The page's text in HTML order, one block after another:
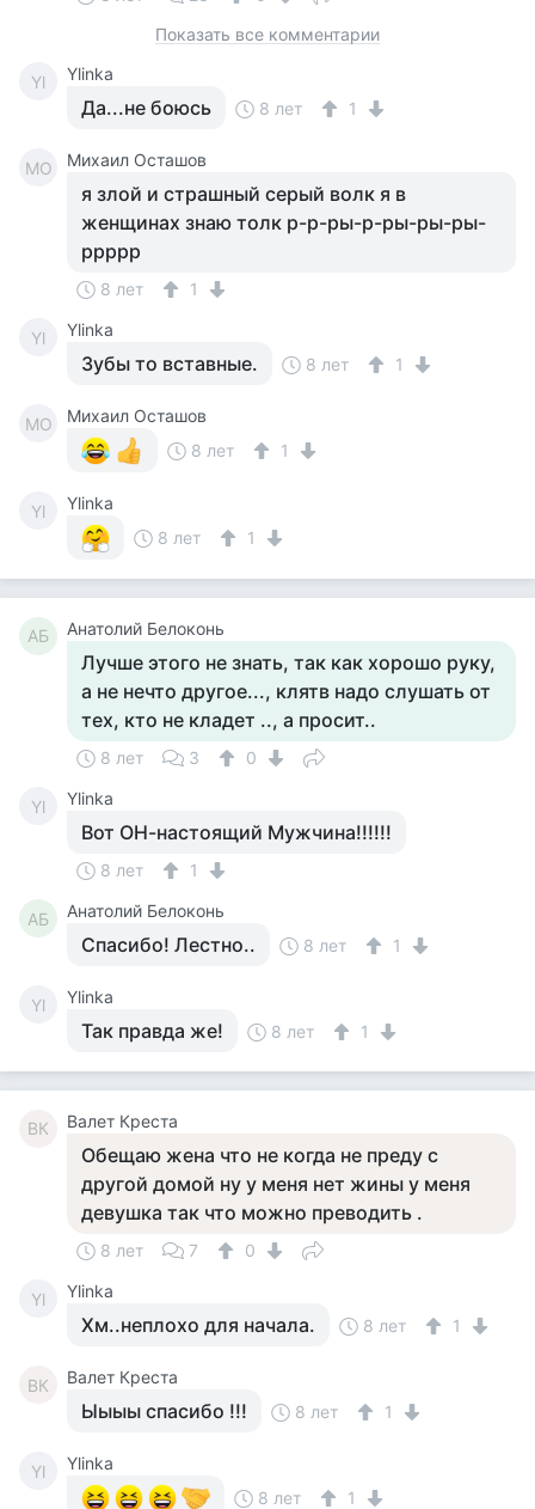
Показать все комментарии
Yl Ylinka
Да...не боюсь 8 лет 1
МО Михаил Осташов
я злой и страшный серый волк я в
женщинах знаю толк р-р-ры-р-ры-ры-ры-
ррррр
8 лет 1
Yl Ylinka
Зубы то вставные. 8 лет 1
МО
Михаил Осташов
8 лет
1
Yl
Ylinka
8 лет
1
АБ Анатолий Белоконь
Лучше этого не знать, так как хорошо руку,
а не нечто другое..., клятв надо слушать от
тех, кто не кладет .., а просит..
8 лет 3 0
Yl Ylinka
Вот ОН-настоящий Мужчина!!!!!!
8 лет 1
АБ Анатолий Белоконь
Спасибо! Лестно.. 8 лет 1
Yl Ylinka
Так правда же! 8 лет 1
ВК Валет Креста
Обещаю жена что не когда не преду с
другой домой ну у меня нет жины у меня
девушка так что можно преводить .
8 лет 7 0
Yl Ylinka
Хм..неплохо для начала. 8 лет 1
ВК Валет Креста
Ыыыы спасибо !!! 8 лет 1
Yl
Ylinka
8 лет
1